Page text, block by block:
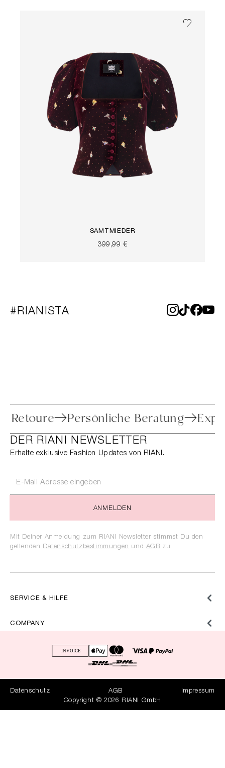
SAMTMIEDER
399,99 €
#RIANISTA
Retoure Persönliche Beratung
SERVICE & HILFE
COMPANY
DER RIANI NEWSLETTER
Erhalte exklusive Fashion Updates von RIANI.
ANMELDEN
Mit Deiner Anmeldung zum RIANI Newsletter stimmst Du den
geltenden Datenschutzbestimmungen und AGB zu.
Datenschutz AGB
Impressum
Copyright © 2026 RIANI GmbH